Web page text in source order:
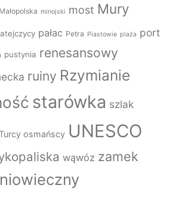
Małopolska minojski most Mury
pałac Petra Piastowie plaża port
pustynia renesansowy
ruiny Rzymianie
starówka szlak
osmańscy UNESCO
wąwóz zamek